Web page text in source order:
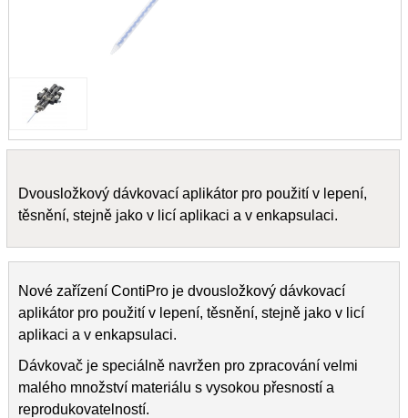
Dvousložkový dávkovací aplikátor pro použití v lepení,
těsnění, stejně jako v licí aplikaci a v enkapsulaci.
Nové zařízení ContiPro je dvousložkový dávkovací
aplikátor pro použití v lepení, těsnění, stejně jako v licí
aplikaci a v enkapsulaci.
Dávkovač je speciálně navržen pro zpracování velmi
malého množství materiálu s vysokou přesností a
reprodukovatelností.